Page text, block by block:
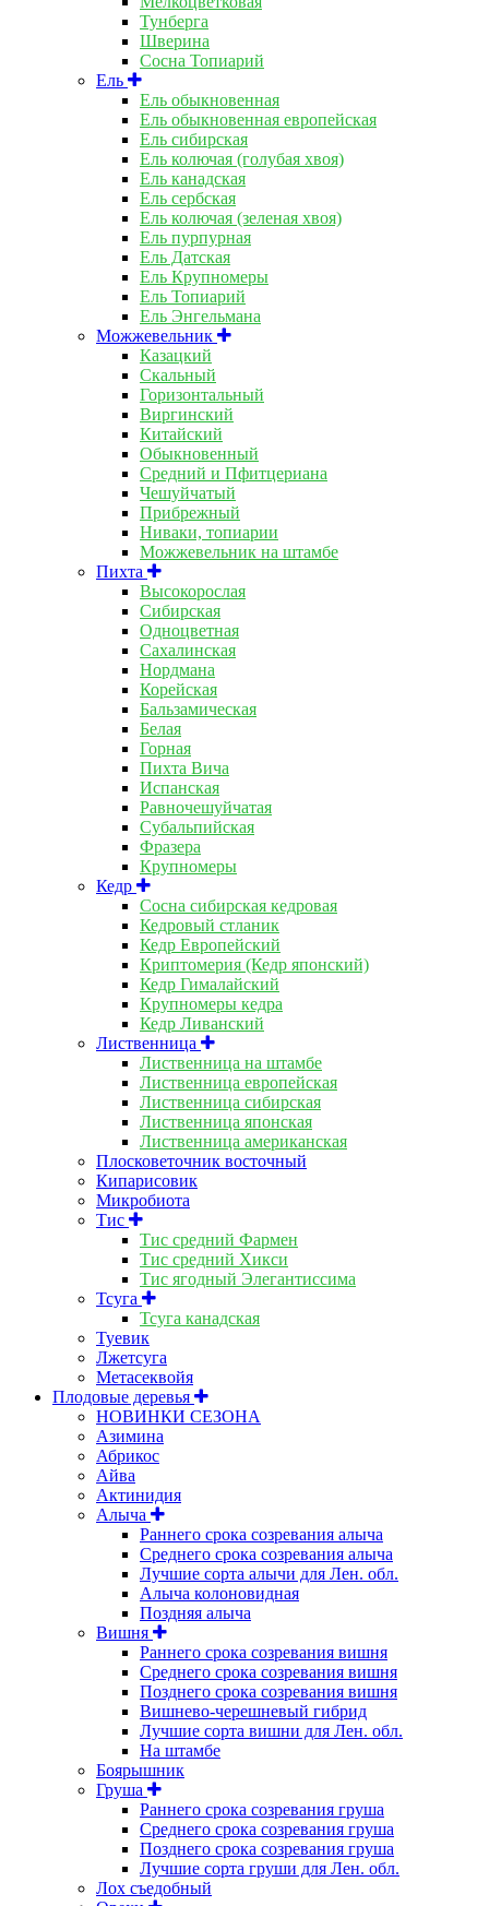
Тунберга
Шверина
Сосна Топиарий
Ель
Ель обыкновенная
Ель обыкновенная европейская
Ель сибирская
Ель колючая (голубая хвоя)
Ель канадская
Ель сербская
Ель колючая (зеленая хвоя)
Ель пурпурная
Ель Датская
Ель Крупномеры
Ель Топиарий
Ель Энгельмана
Можжевельник
Казацкий
Скальный
Горизонтальный
Виргинский
Китайский
Обыкновенный
Средний и Пфитцериана
Чешуйчатый
Прибрежный
Ниваки, топиарии
Можжевельник на штамбе
Пихта
Высокорослая
Сибирская
Одноцветная
Сахалинская
Нордмана
Корейская
Бальзамическая
Белая
Горная
Пихта Вича
Испанская
Равночешуйчатая
Субальпийская
Фразера
Крупномеры
Кедр
Сосна сибирская кедровая
Кедровый стланик
Кедр Европейский
Криптомерия (Кедр японский)
Кедр Гималайский
Крупномеры кедра
Кедр Ливанский
Лиственница
Лиственница на штамбе
Лиственница европейская
Лиственница сибирская
Лиственница японская
Лиственница американская
Плосковеточник восточный
Кипарисовик
Микробиота
Тис
Тис средний Фармен
Тис средний Хикси
Тис ягодный Элегантиссима
Тсуга
Тсуга канадская
Туевик
Лжетсуга
Метасеквойя
Плодовые деревья
НОВИНКИ СЕЗОНА
Азимина
Абрикос
Айва
Актинидия
Алыча
Раннего срока созревания алыча
Среднего срока созревания алыча
Лучшие сорта алычи для Лен. обл.
Алыча колоновидная
Поздняя алыча
Вишня
Раннего срока созревания вишня
Среднего срока созревания вишня
Позднего срока созревания вишня
Вишнево-черешневый гибрид
Лучшие сорта вишни для Лен. обл.
На штамбе
Боярышник
Груша
Раннего срока созревания груша
Среднего срока созревания груша
Позднего срока созревания груша
Лучшие сорта груши для Лен. обл.
Лох съедобный